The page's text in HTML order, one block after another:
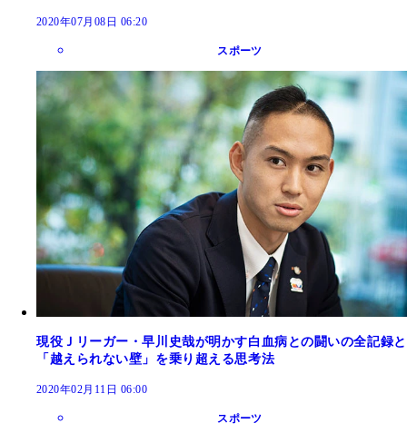
2020年07月08日 06:20
スポーツ
現役Ｊリーガー・早川史哉が明かす白血病との闘いの全記録と
「越えられない壁」を乗り超える思考法
2020年02月11日 06:00
スポーツ